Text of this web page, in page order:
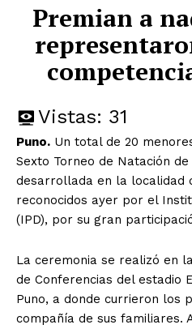
Premian a
Vistas: 31
Puno. Un total de 20
Sexto Torneo de Natación
desarrollada en la localidad
reconocidos ayer por el
(IPD), por su gran
La ceremonia se realizó en
de Conferencias del estadio
Puno, a donde currieron los
compañía de sus familiares.